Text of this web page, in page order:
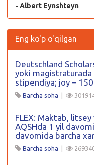
- Albert Eynshteyn
Eng ko'p o'qilgan
Deutschland
yoki magistraturada
stipendiya; joy –
Barcha soha |
FLEX: Maktab,
AQSHda 1 yil
davomida barcha
Barcha soha |